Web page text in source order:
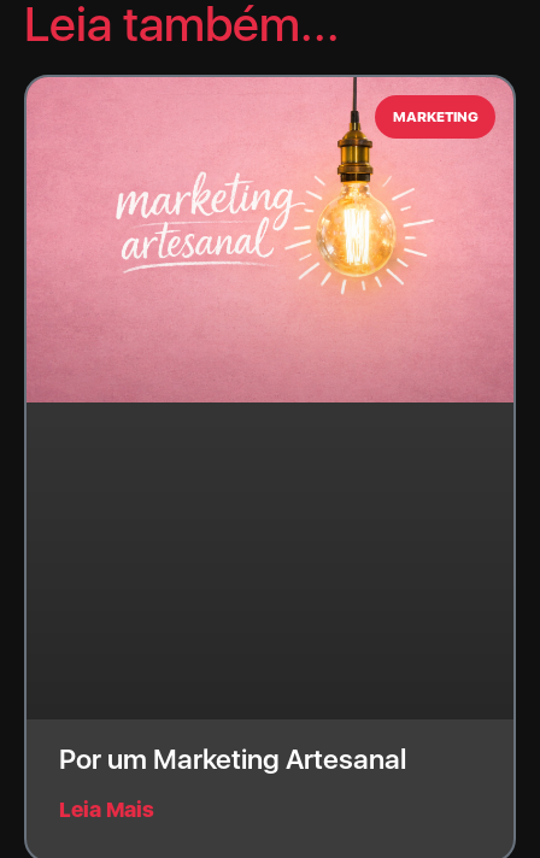
Leia também...
MARKETING
Por um Marketing Artesanal
Leia Mais